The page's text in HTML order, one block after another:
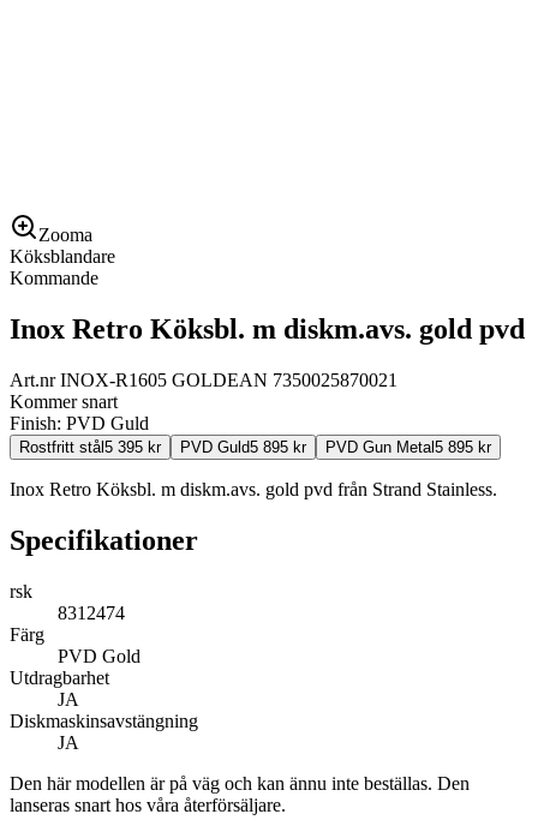
Zooma
Köksblandare
Kommande
Inox Retro Köksbl. m diskm.avs. gold pvd
Art.nrINOX-R1605 GOLDEAN 7350025870021
Kommer snart
Finish: PVD Guld
Rostfritt stål 5 395 kr PVD Guld5 895 kr PVD Gun Metal 5 895 kr
Inox Retro Köksbl. m diskm.avs. gold pvd från Strand Stainless.
Specifikationer
rsk
8312474
Färg
PVD Gold
Utdragbarhet
JA
Diskmaskinsavstängning
JA
Den här modellen är på väg och kan ännu inte beställas. Den
lanseras snart hos våra återförsäljare.